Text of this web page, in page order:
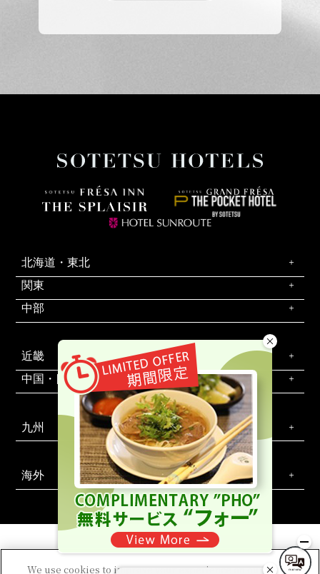
北海道・東北
関東
中部
近畿
中国・四国
九州
海外
We use cookies to improve your experience on our